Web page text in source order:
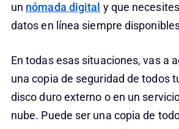
un nómada digital y que
datos en línea siempre
En todas esas situaciones, vas a
una copia de seguridad de todos
disco duro externo o en un
nube. Puede ser una copia de